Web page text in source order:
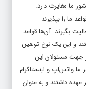
ما را بپذیرند
بگیرند. آن‌ها قواعد
و این یک نوع توهین
جهت مسئولان این
واتس‌آپ و اینستاگرام
داشتند و به عنوان
برانداز را دنبال